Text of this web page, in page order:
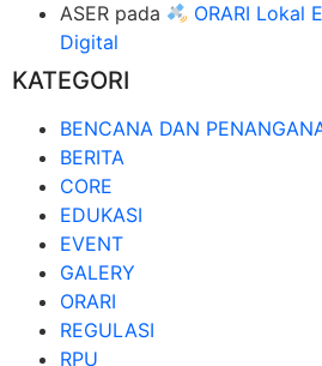
ASER pada
ORARI Lokal
Digital
KATEGORI
BENCANA DAN
BERITA
CORE
EDUKASI
EVENT
GALERY
ORARI
REGULASI
RPU